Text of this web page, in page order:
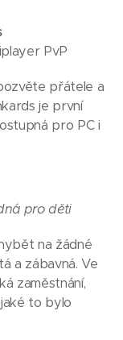
PvP
přátele a
je první
pro PC i
pro děti
na žádné
a zábavná. Ve
zaměstnání,
to bylo